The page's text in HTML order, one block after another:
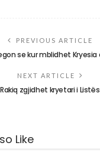
PREVIOUS ARTICLE
se kur mblidhet Kryesia
NEXT ARTICLE
zgjidhet kryetari i Listës
Like